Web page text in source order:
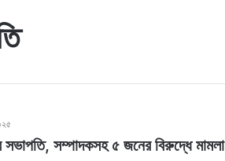
সভাপতি, সম্পাদকসহ ৫ জনের বিরুদ্ধে মামলা